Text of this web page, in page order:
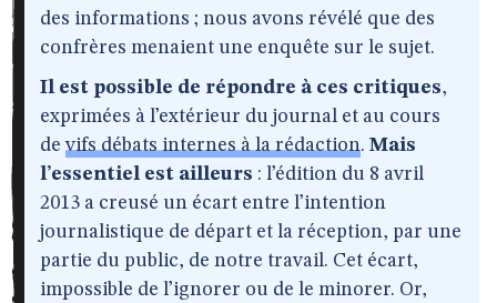
des informations ; nous avons révélé que des
confrères menaient une enquête sur le sujet.
Il est possible de répondre à ces critiques,
exprimées à l’extérieur du journal et au cours
devifs débats internes à la rédaction. Mais
l’essentiel est ailleurs : l’édition du 8 avril
2013 a creusé un écart entre l’intention
journalistique de départ et la réception, par une
partie du public, de notre travail. Cet écart,
impossible de l’ignorer ou de le minorer. Or,